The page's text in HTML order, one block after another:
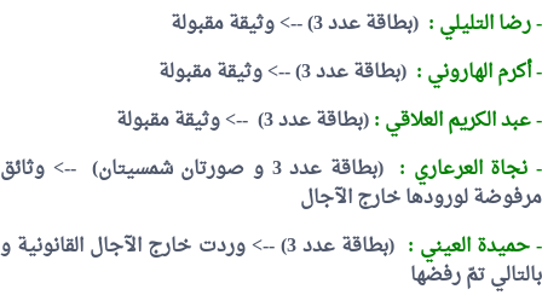
- رضا التليلي : (بطاقة عدد 3) --> وثيقة مقبولة
- أكرم الهاروني : (بطاقة عدد 3) --> وثيقة مقبولة
- عبد الكريم العلاقي :(بطاقة عدد 3)
--> وثيقة مقبولة
- نجاة العرعاري : (بطاقة عدد 3 و صورتان شمسيتان)
--> وثائق
مرفوضة لورودها خارج الآجال
- حميدة العيني : (بطاقة عدد 3) -->
وردت خارج الآجال القانونية و
بالتالي تمّ رفضها